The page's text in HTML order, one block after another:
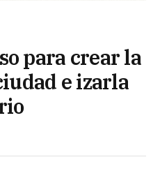
para crear la
e izarla